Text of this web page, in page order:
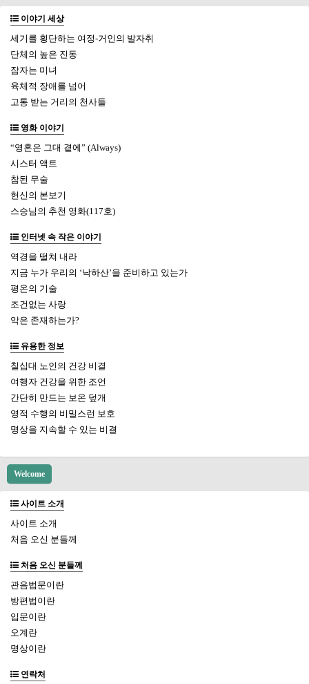
이야기 세상
세기를 횡단하는 여정-거인의 발자취
단체의 높은 진동
잠자는 미녀
육체적 장애를 넘어
고통 받는 거리의 천사들
영화 이야기
“영혼은 그대 곁에” (Always)
시스터 액트
참된 무술
헌신의 본보기
스승님의 추천 영화(117호)
인터넷 속 작은 이야기
역경을 떨쳐 내라
지금 누가 우리의 ‘낙하산’을 준비하고 있는가
평온의 기술
조건없는 사랑
악은 존재하는가?
유용한 정보
칠십대 노인의 건강 비결
여행자 건강을 위한 조언
간단히 만드는 보온 덮개
영적 수행의 비밀스런 보호
명상을 지속할 수 있는 비결
Welcome
사이트 소개
사이트 소개
처음 오신 분들께
처음 오신 분들께
관음법문이란
방편법이란
입문이란
오계란
명상이란
연락처